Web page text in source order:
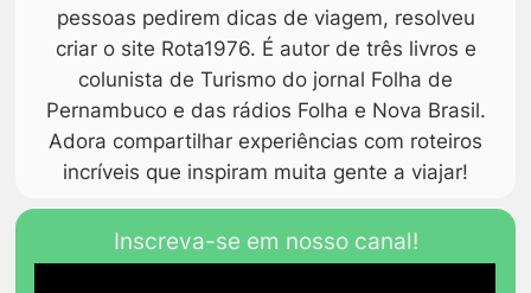
pessoas pedirem dicas de viagem, resolveu
criar o site Rota1976. É autor de três livros e
colunista de Turismo do jornal Folha de
Pernambuco e das rádios Folha e Nova Brasil.
Adora compartilhar experiências com roteiros
incríveis que inspiram muita gente a viajar!
Inscreva-se em nosso canal!